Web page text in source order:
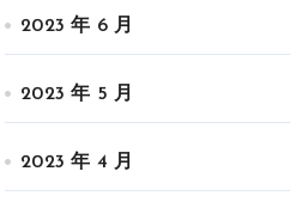
2023 年 6 月
2023 年 5 月
2023 年 4 月